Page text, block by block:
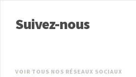
Suivez-nous
VOIR TOUS NOS RÉSEAUX SOCIAUX